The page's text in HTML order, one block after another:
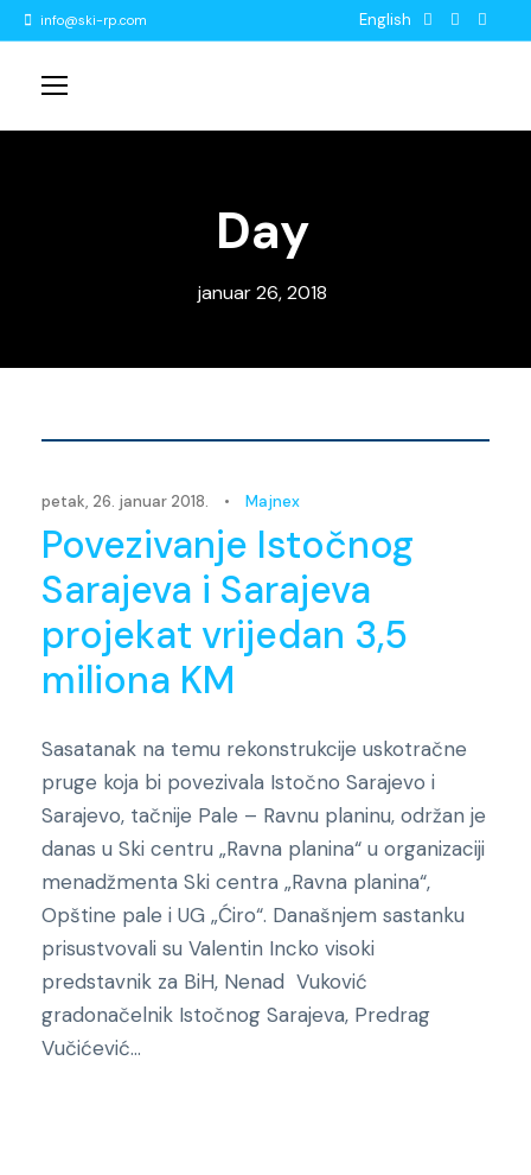
info@ski-rp.com English
Day
januar 26, 2018
petak, 26. januar 2018. • Majnex
Povezivanje Istočnog
Sarajeva i Sarajeva
projekat vrijedan 3,5
miliona KM
Sasatanak na temu rekonstrukcije uskotračne
pruge koja bi povezivala Istočno Sarajevo i
Sarajevo, tačnije Pale – Ravnu planinu, održan je
danas u Ski centru „Ravna planina“ u organizaciji
menadžmenta Ski centra „Ravna planina“,
Opštine pale i UG „Ćiro“. Današnjem sastanku
prisustvovali su Valentin Incko visoki
predstavnik za BiH, Nenad Vuković
gradonačelnik Istočnog Sarajeva, Predrag
Vučićević...